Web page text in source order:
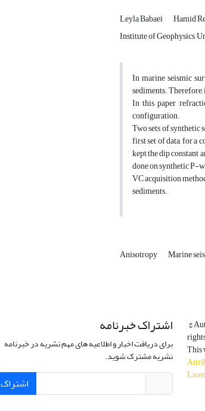
Leyla Babaei
Hamid
Institute of Geophysics,
In marine seismic
sediments.
In this paper
configuration.
Two sets of synthetic
first set of data, for a
kept the dip constant
done on synthetic P-
VC acquisition
sediments.
Anisotropy Marine
©
This
اشتراک خبرنامه
برای دریافت اخبار و اطلاعیه های مهم نشریه در خبرنامه
نشریه مشترک شوید.
اشتراک